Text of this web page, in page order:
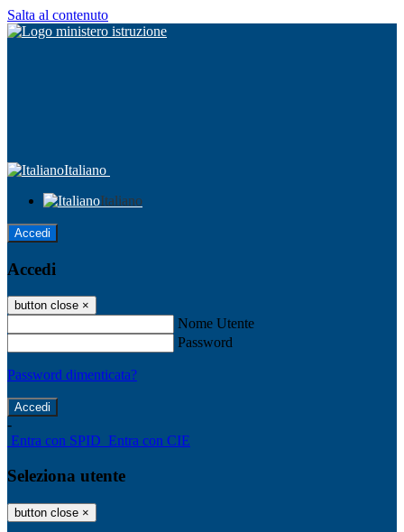
Salta al contenuto
Italiano
Italiano
Accedi
Accedi
button close ×
Nome Utente
Password
Password dimenticata?
-
Entra con SPID Entra con CIE
Seleziona utente
button close ×